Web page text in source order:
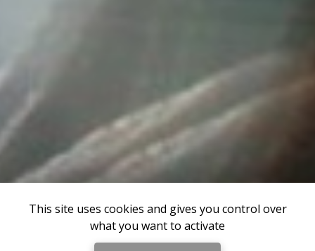
This site uses cookies and gives you control over
what you want to activate